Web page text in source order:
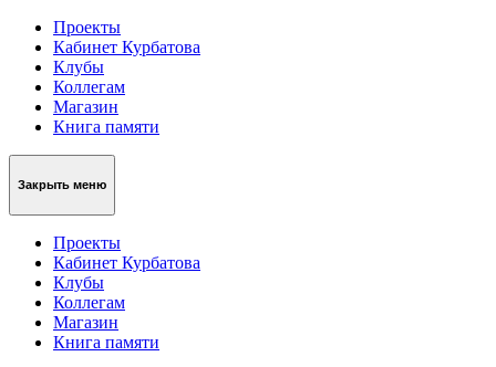
Проекты
Кабинет Курбатова
Клубы
Коллегам
Магазин
Книга памяти
Закрыть меню
Проекты
Кабинет Курбатова
Клубы
Коллегам
Магазин
Книга памяти